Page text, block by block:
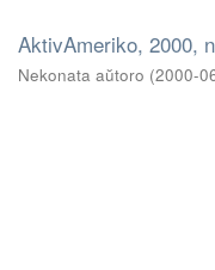
AktivAmeriko, 2000,
Nekonata aŭtoro (2000-